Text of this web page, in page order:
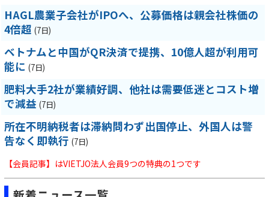
HAGL農業子会社がIPOへ、公募価格は親会社株価の
4倍超 (7日)
ベトナムと中国がQR決済で提携、10億人超が利用可
能に (7日)
肥料大手2社が業績好調、他社は需要低迷とコスト増
で減益 (7日)
所在不明納税者は滞納問わず出国停止、外国人は警
告なく即執行 (7日)
【会員記事】はVIETJO法人会員9つの特典の1つです